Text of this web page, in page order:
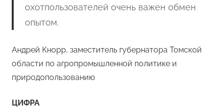
охотпользователей очень важен обмен
опытом.
Андрей Кнорр, заместитель губернатора Томской
области по агропромышленной политике и
природопользованию
ЦИФРА